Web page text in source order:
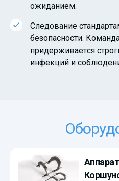
ожиданием.
Следование
безопасности.
придерживается
инфекций и